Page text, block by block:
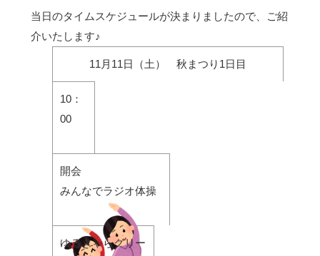
当日のタイムスケジュールが決まりましたので、ご紹
介いたします♪
11月11日（土） 秋まつり1日目
10：
00
開会
みんなでラジオ体操
ゆるきゃらグリー